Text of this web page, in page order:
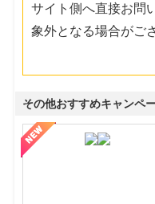
サイト側へ直接お問
象外となる場合がご
その他おすすめキャンペ